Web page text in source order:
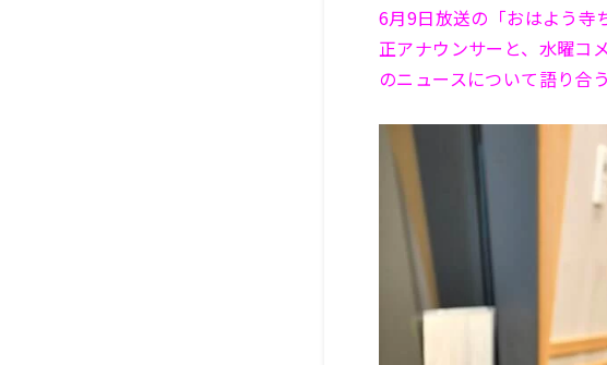
6月9日放送の「おはよう寺
正アナウンサーと、水曜コ
のニュースについて語り合